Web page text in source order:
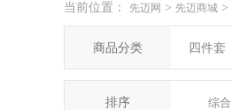
当前位置： 先迈网 > 先迈商城 >
商品分类 四件套
排序 综合